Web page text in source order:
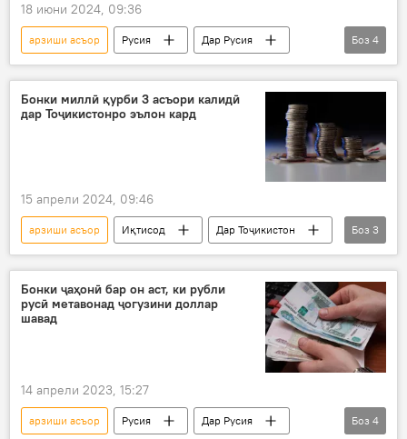
18 июни 2024, 09:36
арзиши асъор Русия
Дар Русия
ИИАО
доллар
рубл
Иқтисод
Боз 4
Бонки миллӣ қурби 3 асъори калидӣ
дар Тоҷикистонро эълон кард
15 апрели 2024, 09:46
арзиши асъор Иқтисод
Дар Тоҷикистон
доллар
евро шахсият
Боз 3
Бонки ҷаҳонӣ бар он аст, ки рубли
русӣ метавонад ҷогузини доллар
шавад
14 апрели 2023, 15:27
арзиши асъор Русия
Дар Русия
Боз 4